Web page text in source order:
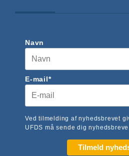
Navn
E-mail*
Ved tilmelding af nyhedsbrevet
UFDS må sende dig
Tilmeld